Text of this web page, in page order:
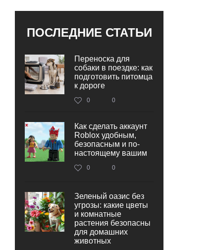
ПОСЛЕДНИЕ СТАТЬИ
Переноска для
собаки в поездке: как
подготовить питомца
к дороге
0 0
Как сделать аккаунт
Roblox удобным,
безопасным и по-
настоящему вашим
0 0
Зеленый оазис без
угрозы: какие цветы
и комнатные
растения безопасны
для домашних
животных